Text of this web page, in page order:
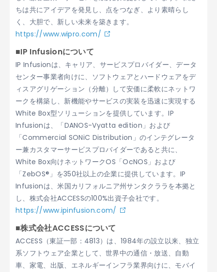
ちは共にアイデアを発見し、点をつなぎ、より素晴らし
く、大胆で、新しい未来を築きます。
https://www.wipro.com/
■IP Infusionについて
IP Infusionは、キャリア、サービスプロバイダー、データ
センター事業者向けに、ソフトウェアとハードウェアをデ
ィスアグリゲーション（分離）して安価に柔軟にネットワ
ークを構築し、新機能やサービスの実装を迅速に実現する
White Box型ソリューションを提供しています。IP
Infusionは、「DANOS-Vyatta edition」および
「Commercial SONiC Distribution」のインテグレータ
ー兼カスタマーサービスプロバイダーであると共に、
White Box向けネットワークOS「OcNOS」および
「ZebOS®」を350社以上の企業に提供しています。IP
Infusionは、米国カリフォルニア州サンタクララを本拠と
し、株式会社ACCESSの100%出資子会社です。
https://www.ipinfusion.com/
■株式会社ACCESSについて
ACCESS（東証一部：4813）は、1984年の設立以来、独立
系ソフトウェア企業として、世界中の通信・放送、自動
車、家電、出版、エネルギーインフラ業界向けに、モバイ